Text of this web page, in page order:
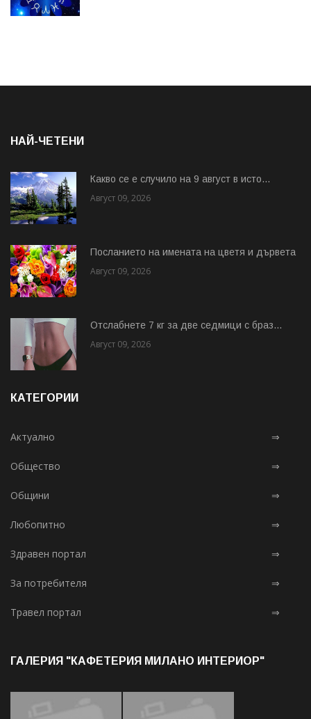
НАЙ-ЧЕТЕНИ
Какво се е случило на 9 август в исто...
Август 09, 2026
Посланието на имената на цветя и дървета
Август 09, 2026
Отслабнете 7 кг за две седмици с браз...
Август 09, 2026
КАТЕГОРИИ
Актуално ⇒
Общество ⇒
Общини ⇒
Любопитно ⇒
Здравен портал ⇒
За потребителя ⇒
Травел портал ⇒
ГАЛЕРИЯ "КАФЕТЕРИЯ МИЛАНО ИНТЕРИОР"